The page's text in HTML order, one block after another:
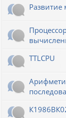
TTLCPU